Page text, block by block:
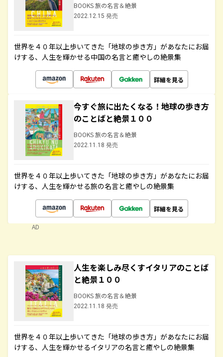
BOOKS 旅の名言＆絶景
2022.12.15 発売
世界を４０年以上歩いてきた「地球の歩き方」があなたにお届
けする、人生を輝かせる中国の名言と癒やしの絶景集
詳細を見る
今すぐ旅に出たくなる！地球の歩き方
のことばと絶景１００
BOOKS 旅の名言＆絶景
2022.11.18 発売
世界を４０年以上歩いてきた「地球の歩き方」があなたにお届
けする、人生を輝かせる旅の名言と癒やしの絶景集
詳細を見る
AD
人生を楽しみ尽くすイタリアのことば
と絶景１００
BOOKS 旅の名言＆絶景
2022.11.18 発売
世界を４０年以上歩いてきた「地球の歩き方」があなたにお届
けする、人生を輝かせるイタリアの名言と癒やしの絶景集